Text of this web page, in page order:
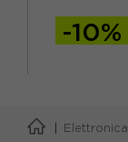
-10%
Elettronica